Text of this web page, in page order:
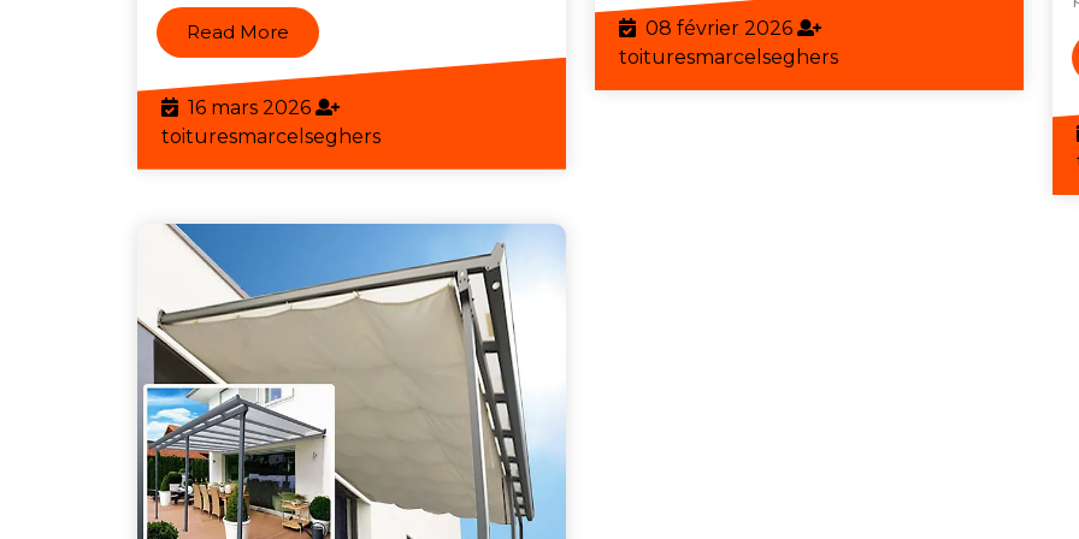
Read More Read
More
16 mars 202616
mars
2026
toituresmarcelsegherstoituresmarcelseghers
08 février 202608
février
2026
toituresmarcelsegherstoituresmarcelseghers